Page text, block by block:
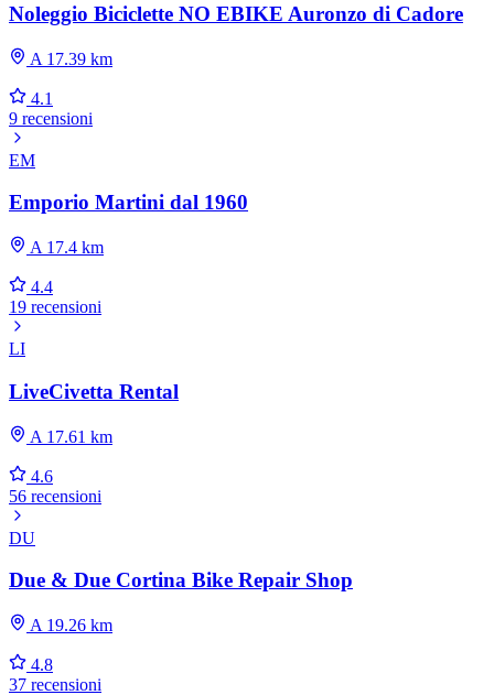
Noleggio Biciclette NO EBIKE Auronzo di Cadore
A 17.39 km
4.1
9 recensioni
EM
Emporio Martini dal 1960
A 17.4 km
4.4
19 recensioni
LI
LiveCivetta Rental
A 17.61 km
4.6
56 recensioni
DU
Due & Due Cortina Bike Repair Shop
A 19.26 km
4.8
37 recensioni